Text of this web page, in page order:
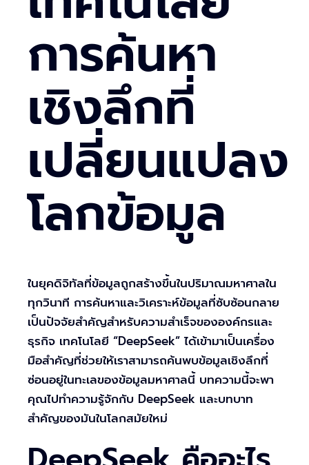
การค้นหา
เชิงลึกที่
เปลี่ยนแปลง
โลกข้อมูล
ในยุคดิจิทัลที่ข้อมูลถูกสร้างขึ้นในปริมาณมหาศาลใน
ทุกวินาที การค้นหาและวิเคราะห์ข้อมูลที่ซับซ้อนกลาย
เป็นปัจจัยสำคัญสำหรับความสำเร็จขององค์กรและ
ธุรกิจ เทคโนโลยี “DeepSeek” ได้เข้ามาเป็นเครื่อง
มือสำคัญที่ช่วยให้เราสามารถค้นพบข้อมูลเชิงลึกที่
ซ่อนอยู่ในทะเลของข้อมูลมหาศาลนี้ บทความนี้จะพา
คุณไปทำความรู้จักกับ DeepSeek และบทบาท
สำคัญของมันในโลกสมัยใหม่